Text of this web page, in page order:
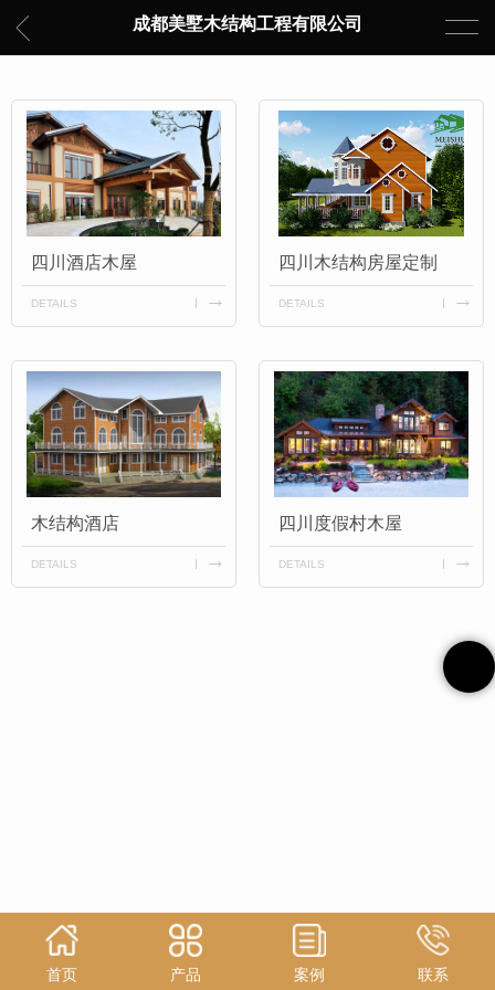
成都美墅木结构工程有限公司
四川酒店木屋
DETAILS
四川木结构房屋定制
DETAILS
木结构酒店
DETAILS
四川度假村木屋
DETAILS
首页 产品 案例 联系